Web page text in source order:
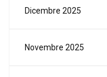
Dicembre 2025
Novembre 2025